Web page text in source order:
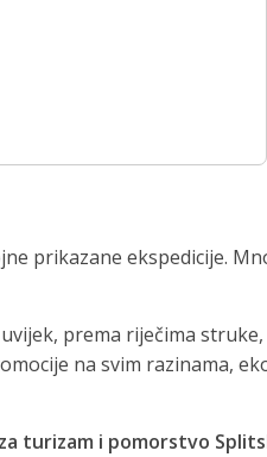
prikazane ekspedicije.
prema riječima
na svim razinama,
turizam i pomorstvo